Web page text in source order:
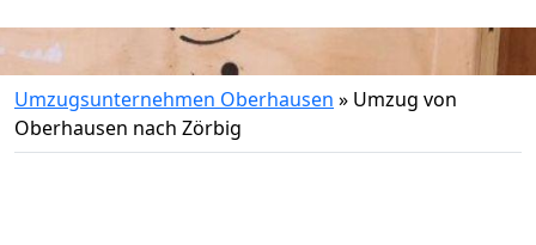
Umzugsunternehmen Oberhausen » Umzug von
Oberhausen nach Zörbig